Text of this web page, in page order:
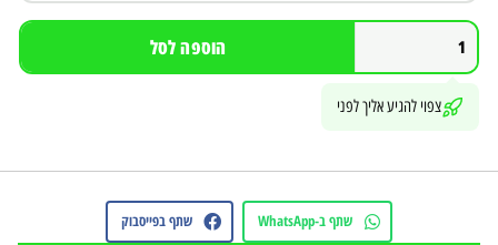
הוספה לסל
צפוי להגיע אליך לפני
שתף ב-WhatsApp שתף בפייסבוק